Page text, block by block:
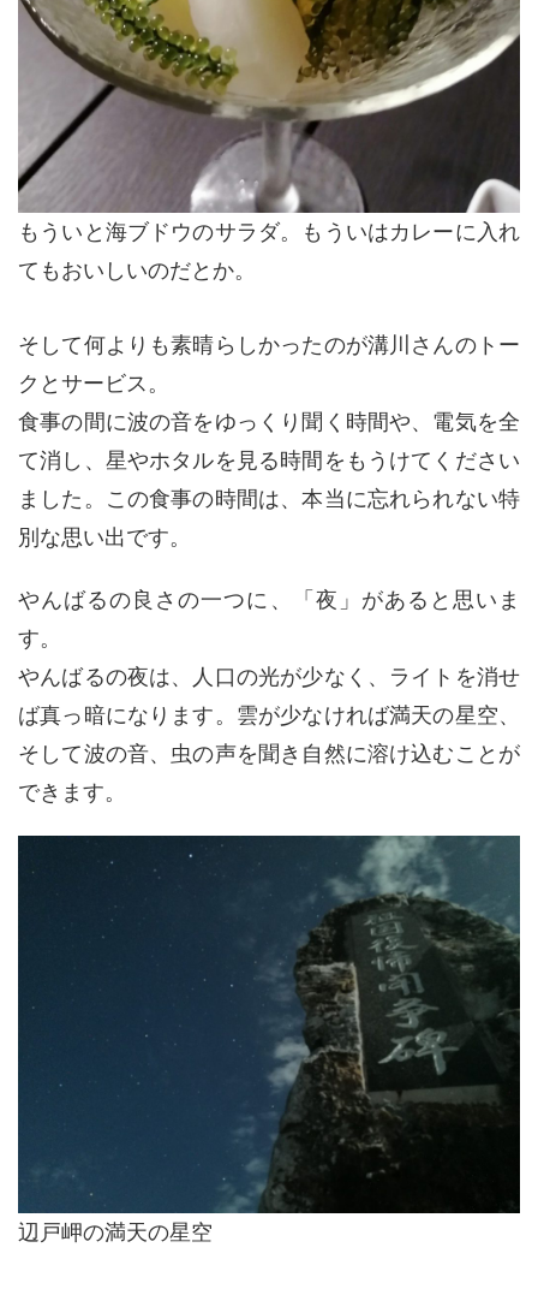
もういと海ブドウのサラダ。もういはカレーに入れ
てもおいしいのだとか。
そして何よりも素晴らしかったのが溝川さんのトー
クとサービス。
食事の間に波の音をゆっくり聞く時間や、電気を全
て消し、星やホタルを見る時間をもうけてください
ました。この食事の時間は、本当に忘れられない特
別な思い出です。
やんばるの良さの一つに、「夜」があると思いま
す。
やんばるの夜は、人口の光が少なく、ライトを消せ
ば真っ暗になります。雲が少なければ満天の星空、
そして波の音、虫の声を聞き自然に溶け込むことが
できます。
辺戸岬の満天の星空